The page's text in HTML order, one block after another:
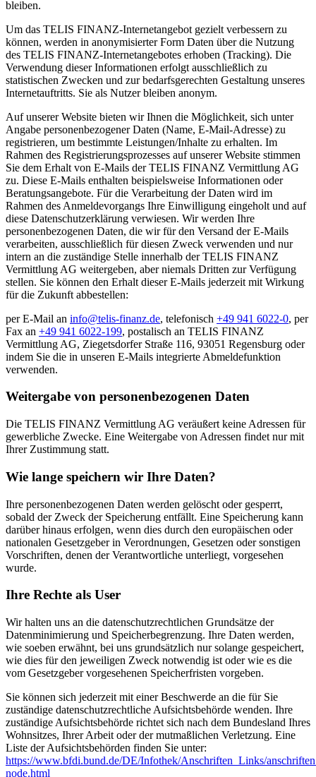
bleiben.
Um das TELIS FINANZ-Internetangebot gezielt verbessern zu
können, werden in anonymisierter Form Daten über die Nutzung
des TELIS FINANZ-Internetangebotes erhoben (Tracking). Die
Verwendung dieser Informationen erfolgt ausschließlich zu
statistischen Zwecken und zur bedarfsgerechten Gestaltung unseres
Internetauftritts. Sie als Nutzer bleiben anonym.
Auf unserer Website bieten wir Ihnen die Möglichkeit, sich unter
Angabe personenbezogener Daten (Name, E-Mail-Adresse) zu
registrieren, um bestimmte Leistungen/Inhalte zu erhalten. Im
Rahmen des Registrierungsprozesses auf unserer Website stimmen
Sie dem Erhalt von E-Mails der TELIS FINANZ Vermittlung AG
zu. Diese E-Mails enthalten beispielsweise Informationen oder
Beratungsangebote. Für die Verarbeitung der Daten wird im
Rahmen des Anmeldevorgangs Ihre Einwilligung eingeholt und auf
diese Datenschutzerklärung verwiesen. Wir werden Ihre
personenbezogenen Daten, die wir für den Versand der E-Mails
verarbeiten, ausschließlich für diesen Zweck verwenden und nur
intern an die zuständige Stelle innerhalb der TELIS FINANZ
Vermittlung AG weitergeben, aber niemals Dritten zur Verfügung
stellen. Sie können den Erhalt dieser E-Mails jederzeit mit Wirkung
für die Zukunft abbestellen:
per E-Mail an info@telis-finanz.de, telefonisch +49 941 6022-0, per
Fax an +49 941 6022-199, postalisch an TELIS FINANZ
Vermittlung AG, Ziegetsdorfer Straße 116, 93051 Regensburg oder
indem Sie die in unseren E-Mails integrierte Abmeldefunktion
verwenden.
Weitergabe von personenbezogenen Daten
Die TELIS FINANZ Vermittlung AG veräußert keine Adressen für
gewerbliche Zwecke. Eine Weitergabe von Adressen findet nur mit
Ihrer Zustimmung statt.
Wie lange speichern wir Ihre Daten?
Ihre personenbezogenen Daten werden gelöscht oder gesperrt,
sobald der Zweck der Speicherung entfällt. Eine Speicherung kann
darüber hinaus erfolgen, wenn dies durch den europäischen oder
nationalen Gesetzgeber in Verordnungen, Gesetzen oder sonstigen
Vorschriften, denen der Verantwortliche unterliegt, vorgesehen
wurde.
Ihre Rechte als User
Wir halten uns an die datenschutzrechtlichen Grundsätze der
Datenminimierung und Speicherbegrenzung. Ihre Daten werden,
wie soeben erwähnt, bei uns grundsätzlich nur solange gespeichert,
wie dies für den jeweiligen Zweck notwendig ist oder wie es die
vom Gesetzgeber vorgesehenen Speicherfristen vorgeben.
Sie können sich jederzeit mit einer Beschwerde an die für Sie
zuständige datenschutzrechtliche Aufsichtsbehörde wenden. Ihre
zuständige Aufsichtsbehörde richtet sich nach dem Bundesland Ihres
Wohnsitzes, Ihrer Arbeit oder der mutmaßlichen Verletzung. Eine
Liste der Aufsichtsbehörden finden Sie unter:
https://www.bfdi.bund.de/DE/Infothek/Anschriften_Links/
node.html